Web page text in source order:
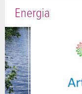
Energia